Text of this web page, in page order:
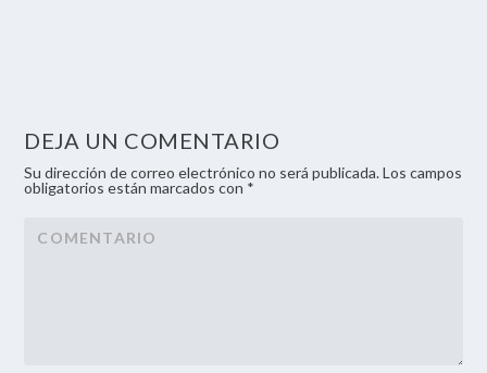
DEJA UN COMENTARIO
Su dirección de correo electrónico no será publicada. Los campos
obligatorios están marcados con *